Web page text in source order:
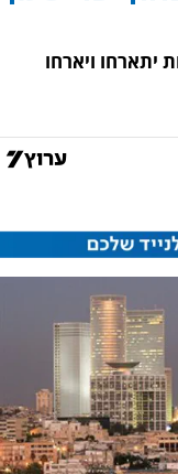
יתארחו ויארחו